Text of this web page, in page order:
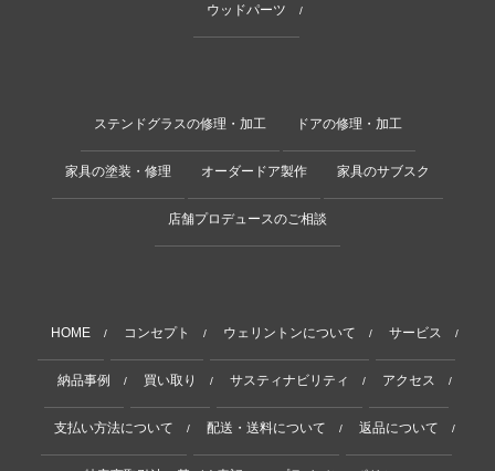
ウッドパーツ /
ステンドグラスの修理・加工 ドアの修理・加工
家具の塗装・修理 オーダードア製作 家具のサブスク
店舗プロデュースのご相談
HOME / コンセプト / ウェリントンについて / サービス /
納品事例 / 買い取り / サスティナビリティ / アクセス /
支払い方法について / 配送・送料について / 返品について /